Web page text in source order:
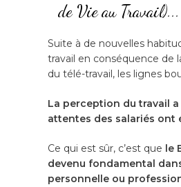
de Vie au Travail)...
Suite à de nouvelles
travail en conséquence de
du télé-travail, les lignes
La perception du travail a
attentes des salariés ont
Ce qui est sûr, c’est que le
devenu fondamental
personnelle ou